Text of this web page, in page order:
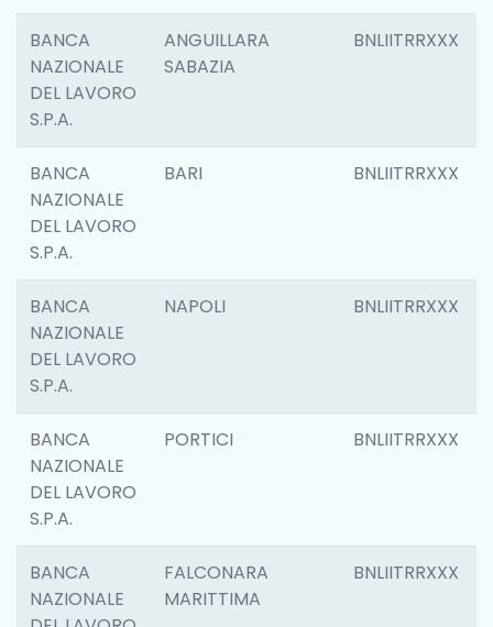
BANCA
NAZIONALE
DEL LAVORO
S.P.A.
ANGUILLARA
SABAZIA
BNLIITRRXXX
BANCA
NAZIONALE
DEL LAVORO
S.P.A.
BARI BNLIITRRXXX
BANCA
NAZIONALE
DEL LAVORO
S.P.A.
NAPOLI BNLIITRRXXX
BANCA
NAZIONALE
DEL LAVORO
S.P.A.
PORTICI BNLIITRRXXX
BANCA
NAZIONALE
FALCONARA
MARITTIMA
BNLIITRRXXX